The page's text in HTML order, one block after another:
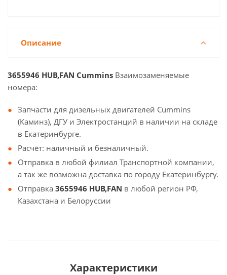
Описание
3655946 HUB,FAN Cummins Взаимозаменяемые
номера:
Запчасти для дизельных двигателей Cummins
(Каминз), ДГУ и Электростанций в наличии на складе
в Екатеринбурге.
Расчёт: наличный и безналичный.
Отправка в любой филиал Транспортной компании,
а так же возможна доставка по городу Екатеринбургу.
Отправка 3655946 HUB,FAN в любой регион РФ,
Казахстана и Белоруссии
Характеристики